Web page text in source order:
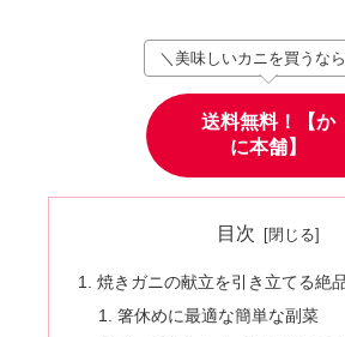
＼美味しいカニを買うな
送料無料！【か
に本舗】
目次
焼きガニの献立を引き立てる絶
箸休めに最適な簡単な副菜